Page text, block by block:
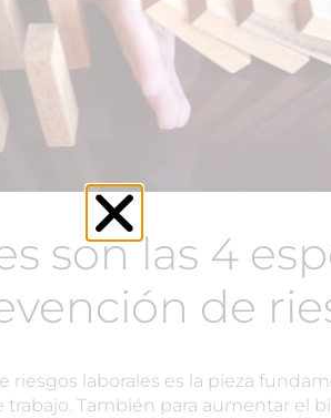
son las 4
de
riesgos laborales es la pieza
También para aumentar el